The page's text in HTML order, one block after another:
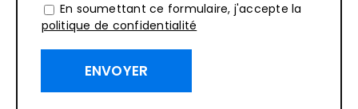
En soumettant ce formulaire, j'accepte la
politique de confidentialité